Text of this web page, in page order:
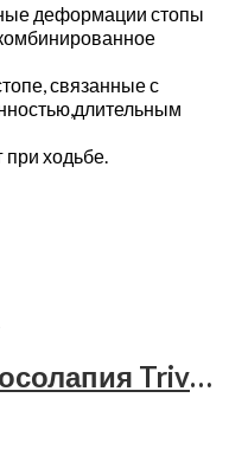
деформации стопы
связанные с
при ходьбе.
Стельки детские от косолапия Trives, СТ-183